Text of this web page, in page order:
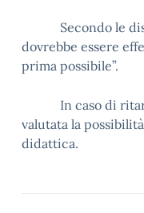
Secondo le
dovrebbe essere
prima possibile”.
In caso di
valutata la
didattica.